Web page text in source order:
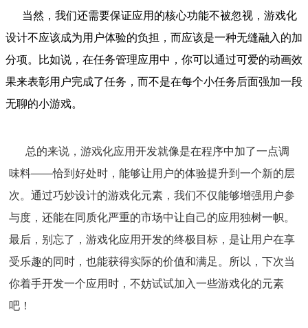
当然，我们还需要保证应用的核心功能不被忽视，游戏化
设计不应该成为用户体验的负担，而应该是一种无缝融入的加
分项。比如说，在任务管理应用中，你可以通过可爱的动画效
果来表彰用户完成了任务，而不是在每个小任务后面强加一段
无聊的小游戏。
总的来说，游戏化应用开发就像是在程序中加了一点调
味料——恰到好处时，能够让用户的体验提升到一个新的层
次。通过巧妙设计的游戏化元素，我们不仅能够增强用户参
与度，还能在同质化严重的市场中让自己的应用独树一帜。
最后，别忘了，游戏化应用开发的终极目标，是让用户在享
受乐趣的同时，也能获得实际的价值和满足。所以，下次当
你着手开发一个应用时，不妨试试加入一些游戏化的元素
吧！